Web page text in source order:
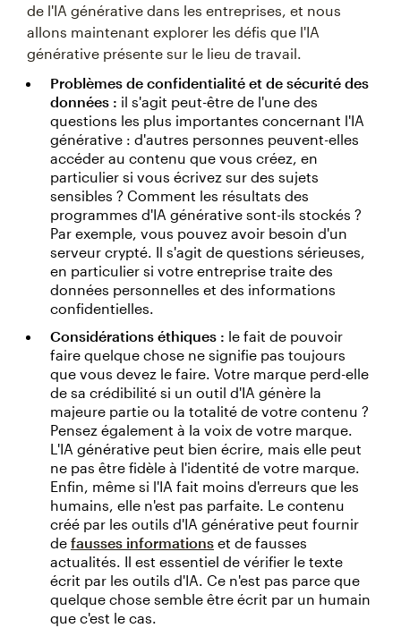
de l'IA générative dans les entreprises, et nous
allons maintenant explorer les défis que l'IA
générative présente sur le lieu de travail.
Problèmes de confidentialité et de sécurité des
données : il s'agit peut-être de l'une des
questions les plus importantes concernant l'IA
générative : d'autres personnes peuvent-elles
accéder au contenu que vous créez, en
particulier si vous écrivez sur des sujets
sensibles ? Comment les résultats des
programmes d'IA générative sont-ils stockés ?
Par exemple, vous pouvez avoir besoin d'un
serveur crypté. Il s'agit de questions sérieuses,
en particulier si votre entreprise traite des
données personnelles et des informations
confidentielles.
Considérations éthiques : le fait de pouvoir
faire quelque chose ne signifie pas toujours
que vous devez le faire. Votre marque perd-elle
de sa crédibilité si un outil d'IA génère la
majeure partie ou la totalité de votre contenu ?
Pensez également à la voix de votre marque.
L'IA générative peut bien écrire, mais elle peut
ne pas être fidèle à l'identité de votre marque.
Enfin, même si l'IA fait moins d'erreurs que les
humains, elle n'est pas parfaite. Le contenu
créé par les outils d'IA générative peut fournir
de fausses informations et de fausses
actualités. Il est essentiel de vérifier le texte
écrit par les outils d'IA. Ce n'est pas parce que
quelque chose semble être écrit par un humain
que c'est le cas.